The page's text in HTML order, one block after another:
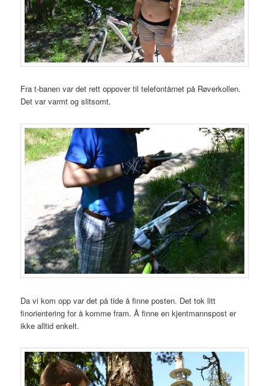
Fra t-banen var det rett oppover til telefontårnet på Røverkollen.
Det var varmt og slitsomt.
Da vi kom opp var det på tide å finne posten. Det tok litt
finorientering for å komme fram. Å finne en kjentmannspost er
ikke alltid enkelt.